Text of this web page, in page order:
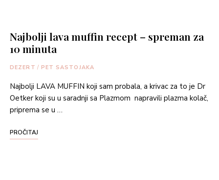
Najbolji lava muffin recept – spreman za
10 minuta
DEZERT / PET SASTOJAKA
Najbolji LAVA MUFFIN koji sam probala, a krivac za to je Dr
Oetker koji su u saradnji sa Plazmom napravili plazma kolač,
priprema se u …
PROČITAJ